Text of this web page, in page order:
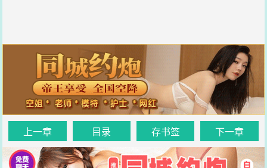
上一章 目录 存书签 下一章